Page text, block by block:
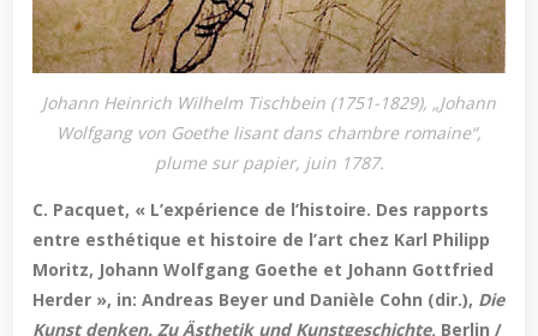
Johann Heinrich Wilhelm Tischbein (1751-1829), „Johann
Wolfgang von Goethe lisant dans chambre romaine“,
plume sur papier, juin 1787.
C. Pacquet, « L’expérience de l’histoire. Des rapports
entre esthétique et histoire de l’art chez Karl Philipp
Moritz, Johann Wolfgang Goethe et Johann Gottfried
Herder », in: Andreas Beyer und Danièle Cohn (dir.), Die
Kunst denken. Zu Ästhetik und Kunstgeschichte, Berlin /